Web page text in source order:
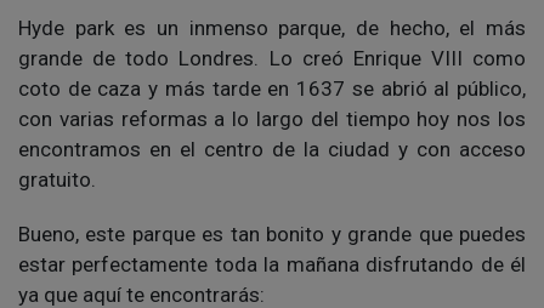
Hyde park es un inmenso parque, de hecho, el más
grande de todo Londres. Lo creó Enrique VIII como
coto de caza y más tarde en 1637 se abrió al público,
con varias reformas a lo largo del tiempo hoy nos los
encontramos en el centro de la ciudad y con acceso
gratuito.
Bueno, este parque es tan bonito y grande que puedes
estar perfectamente toda la mañana disfrutando de él
ya que aquí te encontrarás: